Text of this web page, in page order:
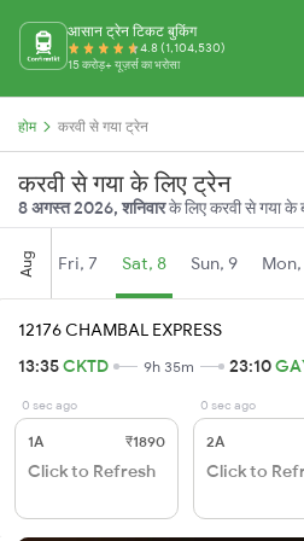
आसान ट्रेन टिकट बुकिंग
4.8 (1,104,530)
15 करोड़+ यूज़र्स का भरोसा
होम करवी से गया ट्रेन
करवी से गया के लिए ट्रेन
8 अगस्त 2026, शनिवारके लिए करवी से गया के
Aug Fri, 7 Sat, 8 Sun, 9 Mon,
12176 CHAMBAL EXPRESS
13:35CKTD 9h 35m 23:10
0 sec ago
1A ₹1890
Click to Refresh
0 sec ago
2A
Click to